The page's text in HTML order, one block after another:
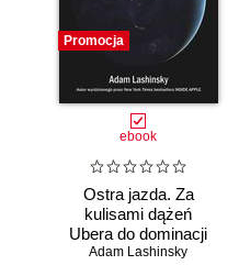
Promocja
ebook
Ostra jazda. Za
kulisami dążeń
Ubera do dominacji
na świecie
Adam Lashinsky